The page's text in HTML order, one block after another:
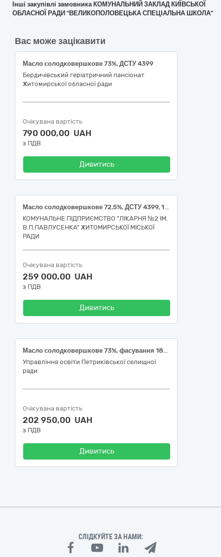
Інші закупівлі замовника КОМУНАЛЬНИЙ ЗАКЛАД КИЇВСЬКОЇ
ОБЛАСНОЇ РАДИ "ВЕЛИКОПОЛОВЕЦЬКА СПЕЦІАЛЬНА ШКОЛА"
Вас може зацікавити
Масло солодковершкове 73%, ДСТУ 4399
Бердичівський геріатричний пансіонат
Житомирської обласної ради
Очікувана вартість
790 000,00 UAH
з ПДВ
Дивитись
Масло солодковершкове 72,5%, ДСТУ 4399, 1 кг (15530000-2 Вершкове масло)
КОМУНАЛЬНЕ ПІДПРИЄМСТВО "ЛІКАРНЯ №2 ІМ.
В.П.ПАВЛУСЕНКА" ЖИТОМИРСЬКОЇ МІСЬКОЇ
РАДИ
Очікувана вартість
259 000,00 UAH
з ПДВ
Дивитись
Масло солодковершкове 73%, фасування 180-200г за ДК 021:2015 Єдиного закупівельного словника
Управління освіти Петриківської селищної
ради
Очікувана вартість
202 950,00 UAH
з ПДВ
Дивитись
СЛІДКУЙТЕ ЗА НАМИ: